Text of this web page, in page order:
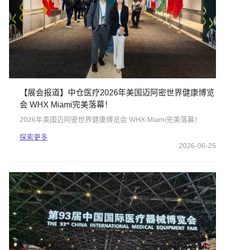
【展会报道】中仓医疗2026年美国迈阿密世界健康博览
会 WHX Miami完美落幕！
2026年美国迈阿密世界健康博览会 WHX Miami完美落幕！
探索更多
2026-06-25